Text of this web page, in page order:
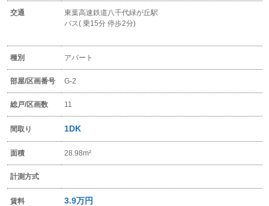
交通
東葉高速鉄道八千代緑が丘駅
バス( 乗15分 停歩2分)
種別 アパート
部屋/区画番号 G-2
総戸/区画数 11
間取り 1DK
面積 28.98m²
計測方式
賃料 3.9万円